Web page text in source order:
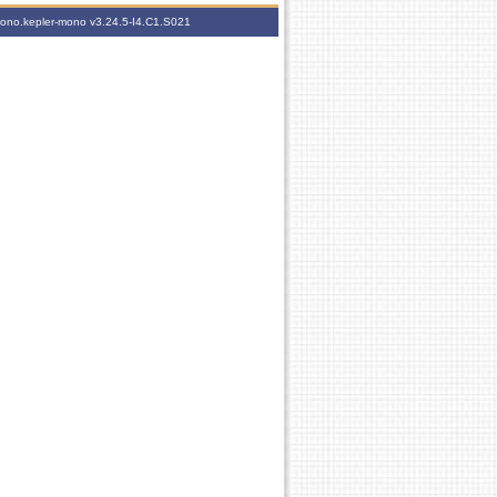
mono v3.24.5-I4.C1.S021